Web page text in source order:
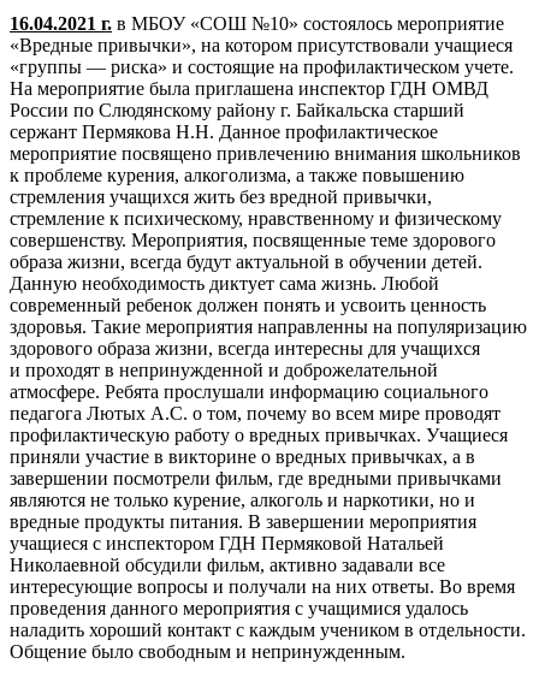
16.04.2021 г. в МБОУ «СОШ №10» состоялось мероприятие
«Вредные привычки», на котором присутствовали учащиеся
«группы — риска» и состоящие на профилактическом учете.
На мероприятие была приглашена инспектор ГДН ОМВД
России по Слюдянскому району г. Байкальска старший
сержант Пермякова Н.Н. Данное профилактическое
мероприятие посвящено привлечению внимания школьников
к проблеме курения, алкоголизма, а также повышению
стремления учащихся жить без вредной привычки,
стремление к психическому, нравственному и физическому
совершенству. Мероприятия, посвященные теме здорового
образа жизни, всегда будут актуальной в обучении детей.
Данную необходимость диктует сама жизнь. Любой
современный ребенок должен понять и усвоить ценность
здоровья. Такие мероприятия направленны на популяризацию
здорового образа жизни, всегда интересны для учащихся
и проходят в непринужденной и доброжелательной
атмосфере. Ребята прослушали информацию социального
педагога Лютых А.С. о том, почему во всем мире проводят
профилактическую работу о вредных привычках. Учащиеся
приняли участие в викторине о вредных привычках, а в
завершении посмотрели фильм, где вредными привычками
являются не только курение, алкоголь и наркотики, но и
вредные продукты питания. В завершении мероприятия
учащиеся с инспектором ГДН Пермяковой Натальей
Николаевной обсудили фильм, активно задавали все
интересующие вопросы и получали на них ответы. Во время
проведения данного мероприятия с учащимися удалось
наладить хороший контакт с каждым учеником в отдельности.
Общение было свободным и непринужденным.